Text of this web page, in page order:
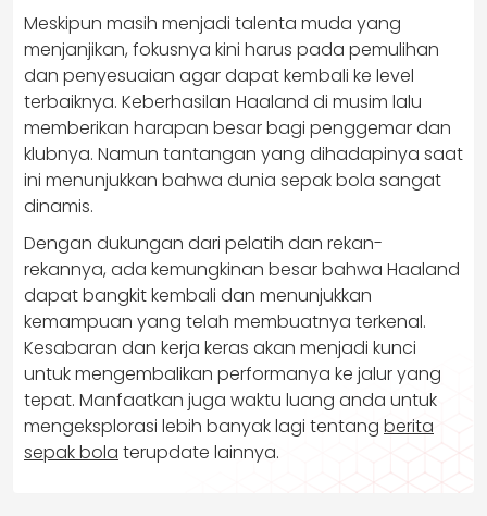
Meskipun masih menjadi talenta muda yang
menjanjikan, fokusnya kini harus pada pemulihan
dan penyesuaian agar dapat kembali ke level
terbaiknya. Keberhasilan Haaland di musim lalu
memberikan harapan besar bagi penggemar dan
klubnya. Namun tantangan yang dihadapinya saat
ini menunjukkan bahwa dunia sepak bola sangat
dinamis.
Dengan dukungan dari pelatih dan rekan-
rekannya, ada kemungkinan besar bahwa Haaland
dapat bangkit kembali dan menunjukkan
kemampuan yang telah membuatnya terkenal.
Kesabaran dan kerja keras akan menjadi kunci
untuk mengembalikan performanya ke jalur yang
tepat. Manfaatkan juga waktu luang anda untuk
mengeksplorasi lebih banyak lagi tentang berita
sepak bola terupdate lainnya.